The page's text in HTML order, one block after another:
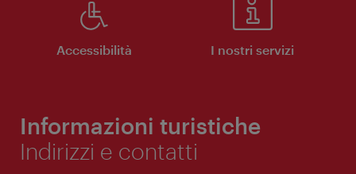
Accessibilità I nostri servizi
Informazioni turistiche
Indirizzi e contatti